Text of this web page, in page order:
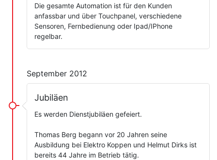
Die gesamte Automation ist für den Kunden
anfassbar und über Touchpanel, verschiedene
Sensoren, Fernbedienung oder Ipad/IPhone
regelbar.
September 2012
Jubiläen
Es werden Dienstjubiläen gefeiert.
Thomas Berg begann vor 20 Jahren seine
Ausbildung bei Elektro Koppen und Helmut Dirks ist
bereits 44 Jahre im Betrieb tätig.